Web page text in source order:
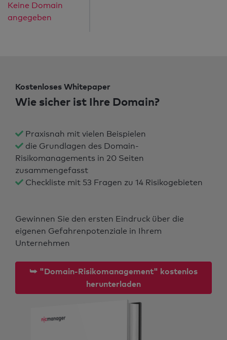
Keine Domain
angegeben
Kostenloses Whitepaper
Wie sicher ist Ihre Domain?
Praxisnah mit vielen Beispielen
die Grundlagen des Domain-
Risikomanagements in 20 Seiten
zusammengefasst
Checkliste mit 53 Fragen zu 14 Risikogebieten
Gewinnen Sie den ersten Eindruck über die
eigenen Gefahrenpotenziale in Ihrem
Unternehmen
⮩ "Domain-Risikomanagement" kostenlos
herunterladen